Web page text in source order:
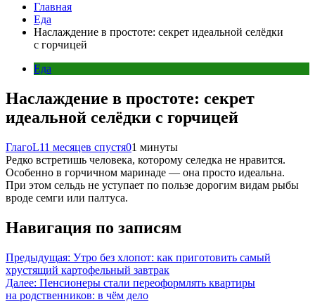
Главная
Еда
Наслаждение в простоте: секрет идеальной селёдки
с горчицей
Еда
Наслаждение в простоте: секрет
идеальной селёдки с горчицей
ГлагоL11 месяцев спустя01 минуты
Редко встретишь человека, которому селедка не нравится.
Особенно в горчичном маринаде — она просто идеальна.
При этом сельдь не уступает по пользе дорогим видам рыбы
вроде семги или палтуса.
Навигация по записям
Предыдущая: Утро без хлопот: как приготовить самый
хрустящий картофельный завтрак
Далее: Пенсионеры стали переоформлять квартиры
на родственников: в чём дело